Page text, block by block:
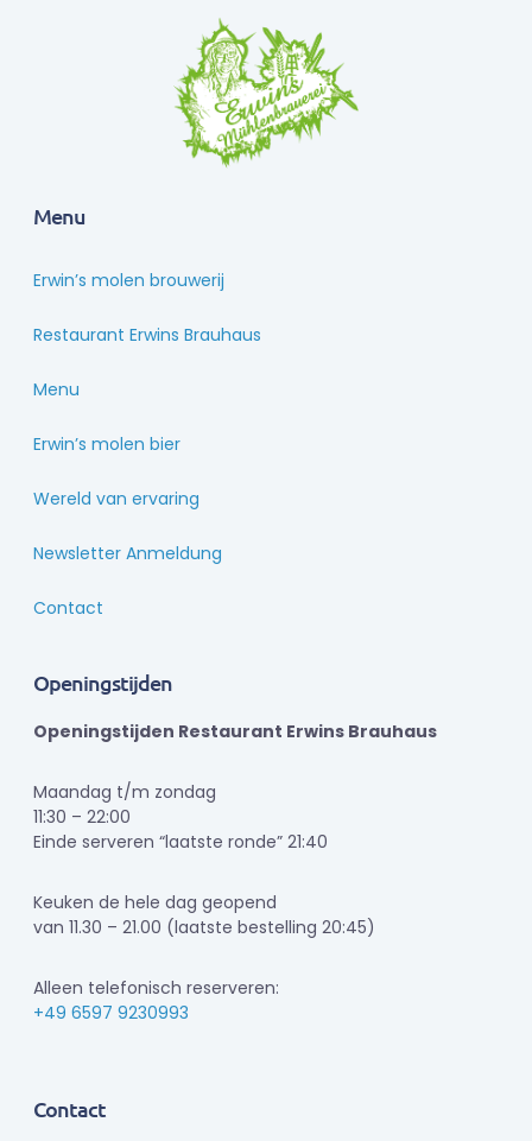
Menu
Erwin’s molen brouwerij
Restaurant Erwins Brauhaus
Menu
Erwin’s molen bier
Wereld van ervaring
Newsletter Anmeldung
Contact
Openingstijden
Openingstijden Restaurant Erwins Brauhaus
Maandag t/m zondag
11:30 – 22:00
Einde serveren “laatste ronde” 21:40
Keuken de hele dag geopend
van 11.30 – 21.00 (laatste bestelling 20:45)
Alleen telefonisch reserveren:
+49 6597 9230993
Contact